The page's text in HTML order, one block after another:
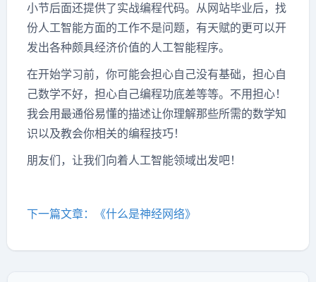
小节后面还提供了实战编程代码。从网站毕业后，找
份人工智能方面的工作不是问题，有天赋的更可以开
发出各种颇具经济价值的人工智能程序。
在开始学习前，你可能会担心自己没有基础，担心自
己数学不好，担心自己编程功底差等等。不用担心！
我会用最通俗易懂的描述让你理解那些所需的数学知
识以及教会你相关的编程技巧！
朋友们，让我们向着人工智能领域出发吧！
下一篇文章：《什么是神经网络》